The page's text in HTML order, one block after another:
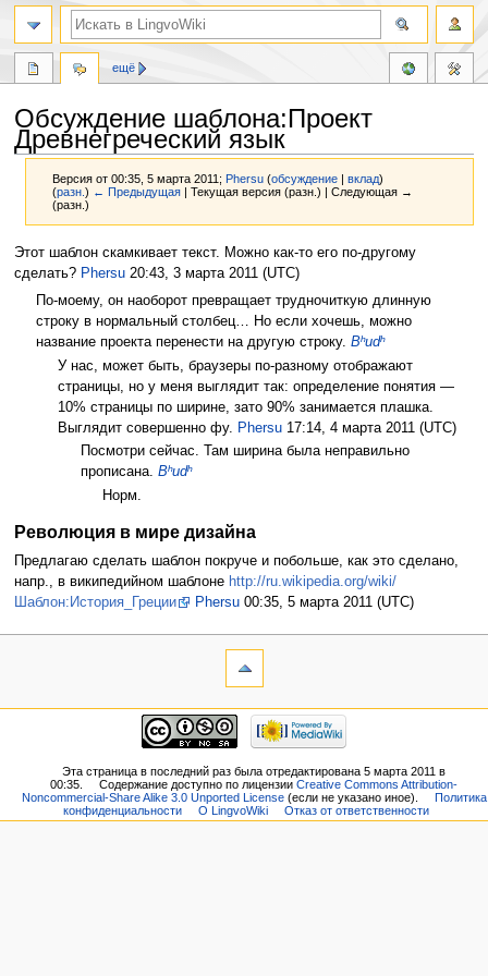
Обсуждение шаблона:Проект
Древнегреческий язык
Версия от 00:35, 5 марта 2011;Phersu (обсуждение |вклад)
(разн.) ← Предыдущая | Текущая версия (разн.) | Следующая →
(разн.)
Перейти
к
навигации
Перейти
к
поиску
Этот шаблон скамкивает текст. Можно как-то его по-другому
сделать? Phersu20:43, 3 марта 2011 (UTC)
По-моему, он наоборот превращает трудночиткую длинную
строку в нормальный столбец… Но если хочешь, можно
название проекта перенести на другую строку. Bʰudʰ
У нас, может быть, браузеры по-разному отображают
страницы, но у меня выглядит так: определение понятия —
10% страницы по ширине, зато 90% занимается плашка.
Выглядит совершенно фу.
Phersu 17:14, 4 марта 2011 (UTC)
Посмотри сейчас. Там ширина была неправильно
прописана. Bʰudʰ
Норм.
Революция в мире дизайна
Предлагаю сделать шаблон покруче и побольше, как это сделано,
напр., в википедийном шаблоне http://ru.wikipedia.org/wiki/
Шаблон:История_Греции
Phersu00:35, 5 марта 2011 (UTC)
ещё
Эта страница в последний раз была отредактирована 5 марта 2011 в
00:35.
Содержание доступно по лицензииCreative Commons Attribution-
Noncommercial-Share Alike 3.0 Unported License(если не указано иное).
Политика
конфиденциальности
О LingvoWiki Отказ от ответственности